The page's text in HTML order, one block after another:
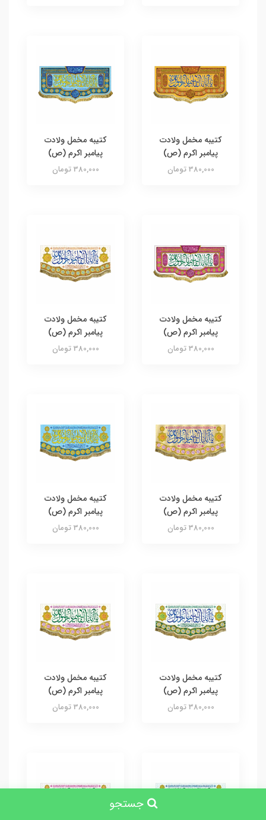
کتیبه مخمل ولادت
پیامبر اکرم (ص)
380,000 تومان
کتیبه مخمل ولادت
پیامبر اکرم (ص)
380,000 تومان
کتیبه مخمل ولادت
پیامبر اکرم (ص)
380,000 تومان
کتیبه مخمل ولادت
پیامبر اکرم (ص)
380,000 تومان
کتیبه مخمل ولادت
پیامبر اکرم (ص)
380,000 تومان
کتیبه مخمل ولادت
پیامبر اکرم (ص)
380,000 تومان
کتیبه مخمل ولادت
پیامبر اکرم (ص)
380,000 تومان
کتیبه مخمل ولادت
پیامبر اکرم (ص)
380,000 تومان
جستجو